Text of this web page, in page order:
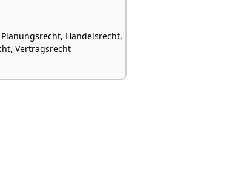
Handelsrecht,
Vertragsrecht